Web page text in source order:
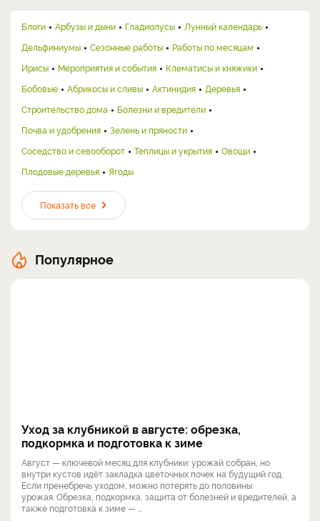
Блоги Арбузы и дыни Гладиолусы
Лунный календарь
Дельфиниумы
Сезонные работы
Работы по месяцам
Ирисы
Мероприятия и события
Клематисы и княжики
Бобовые
Абрикосы и сливы Актинидия
Деревья
Строительство дома
Болезни и вредители
Почва и удобрения
Зелень и пряности
Соседство и севооборот
Теплицы и укрытия
Овощи
Плодовые деревья
Ягоды
Показать все
Популярное
Уход за клубникой в августе: обрезка,
подкормка и подготовка к зиме
Август — ключевой месяц для клубники: урожай собран, но
внутри кустов идёт закладка цветочных почек на будущий год.
Если пренебречь уходом, можно потерять до половины
урожая. Обрезка, подкормка, защита от болезней и вредителей, а
также подготовка к зиме — ...